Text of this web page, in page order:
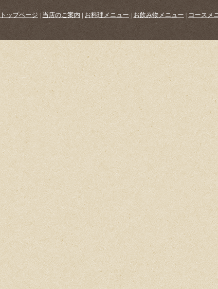
トップページ | 当店のご案内 | お料理メニュー | お飲み物メニュー | コースメ